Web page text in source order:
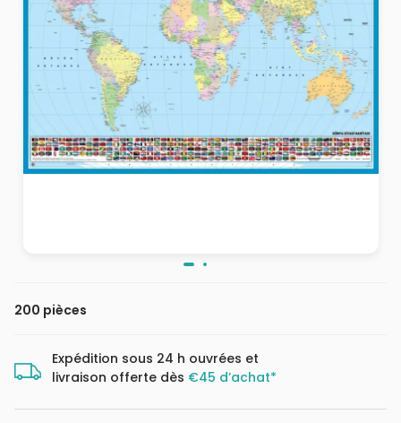
200 pièces
Expédition sous 24 h ouvrées et
livraison offerte dès €45 d’achat*